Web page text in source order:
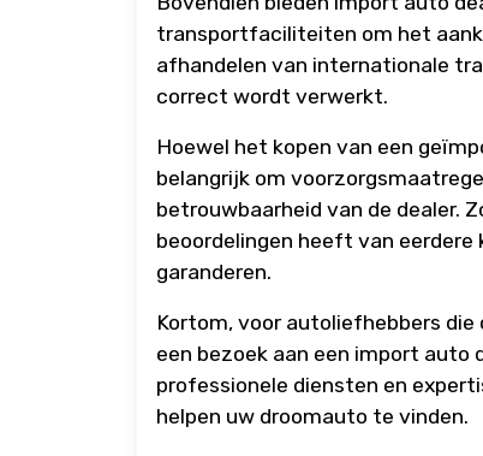
transportfaciliteiten om het
afhandelen van internationale
correct wordt verwerkt.
Hoewel het kopen van een
belangrijk om
betrouwbaarheid van de dealer.
beoordelingen heeft van
garanderen.
Kortom, voor autoliefhebbers die
een bezoek aan een import auto
professionele diensten en
helpen uw droomauto te vinden.